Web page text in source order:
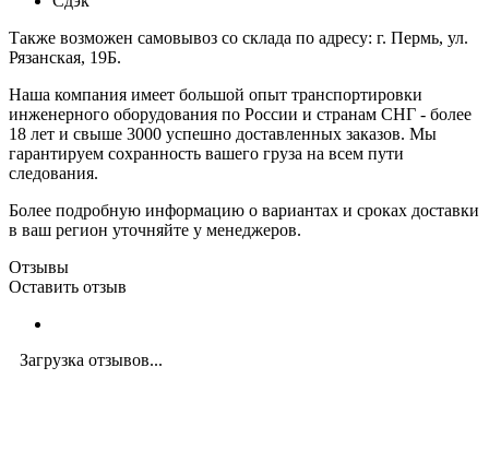
Также возможен самовывоз со склада по адресу: г. Пермь, ул.
Рязанская, 19Б.
Наша компания имеет большой опыт транспортировки
инженерного оборудования по России и странам СНГ - более
18 лет и свыше 3000 успешно доставленных заказов. Мы
гарантируем сохранность вашего груза на всем пути
следования.
Более подробную информацию о вариантах и сроках доставки
в ваш регион уточняйте у менеджеров.
Отзывы
Оставить отзыв
Загрузка отзывов...